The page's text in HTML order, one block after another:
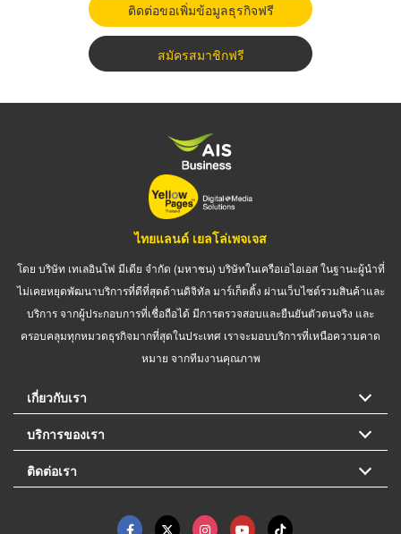
ติดต่อขอเพิ่มข้อมูลธุรกิจฟรี
สมัครสมาชิกฟรี
ไทยแลนด์ เยลโล่เพจเจส
โดย บริษัท เทเลอินโฟ มีเดีย จำกัด (มหาชน) บริษัทในเครือเอไอเอส ในฐานะผู้นำที่
ไม่เคยหยุดพัฒนาบริการที่ดีที่สุดด้านดิจิทัล มาร์เก็ตติ้ง ผ่านเว็บไซต์รวมสินค้าและ
บริการ จากผู้ประกอบการที่เชื่อถือได้ มีการตรวจสอบและยืนยันตัวตนจริง และ
ครอบคลุมทุกหมวดธุรกิจมากที่สุดในประเทศ เราจะมอบบริการที่เหนือความคาด
หมาย จากทีมงานคุณภาพ
เกี่ยวกับเรา
บริการของเรา
ติดต่อเรา